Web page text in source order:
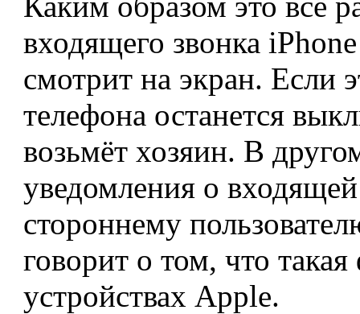
входящего звонка
смотрит на экран. Если
телефона останется
возьмёт хозяин. В
уведомления о
стороннему
говорит о том, что
устройствах Apple.